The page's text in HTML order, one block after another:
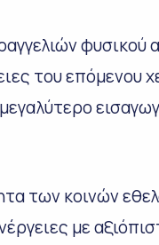
φυσικού
του επόμενου
των κοινών
με